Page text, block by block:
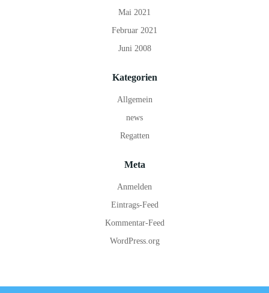
Mai 2021
Februar 2021
Juni 2008
Kategorien
Allgemein
news
Regatten
Meta
Anmelden
Eintrags-Feed
Kommentar-Feed
WordPress.org